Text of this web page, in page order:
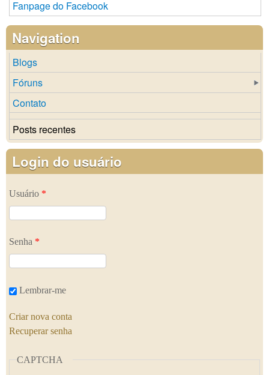
Fanpage do Facebook
Navigation
Blogs
Fóruns
Contato
Posts recentes
Login do usuário
Usuário *
Senha *
Lembrar-me
Criar nova conta
Recuperar senha
CAPTCHA